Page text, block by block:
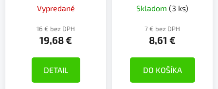
Vypredané
16 € bez DPH
19,68 €
DETAIL
Skladom (3 ks)
7 € bez DPH
8,61 €
DO KOŠÍKA